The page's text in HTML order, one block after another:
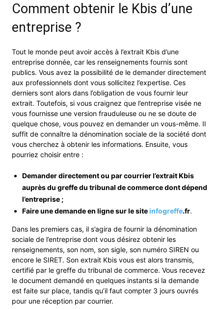
Comment obtenir le Kbis d’une
entreprise ?
Tout le monde peut avoir accès à l’extrait Kbis d’une
entreprise donnée, car les renseignements fournis sont
publics. Vous avez la possibilité de le demander directement
aux professionnels dont vous sollicitez l’expertise. Ces
derniers sont alors dans l’obligation de vous fournir leur
extrait. Toutefois, si vous craignez que l’entreprise visée ne
vous fournisse une version frauduleuse ou ne se doute de
quelque chose, vous pouvez en demander un vous-même. Il
suffit de connaître la dénomination sociale de la société dont
vous cherchez à obtenir les informations. Ensuite, vous
pourriez choisir entre :
Demander directement ou par courrier l’extrait Kbis
auprès du greffe du tribunal de commerce dont dépend
l’entreprise ;
Faire une demande en ligne sur le siteinfogreffe.fr.
Dans les premiers cas, il s’agira de fournir la dénomination
sociale de l’entreprise dont vous désirez obtenir les
renseignements, son nom, son sigle, son numéro SIREN ou
encore le SIRET. Son extrait Kbis vous est alors transmis,
certifié par le greffe du tribunal de commerce. Vous recevez
le document demandé en quelques instants si la demande
est faite sur place, tandis qu’il faut compter 3 jours ouvrés
pour une réception par courrier.